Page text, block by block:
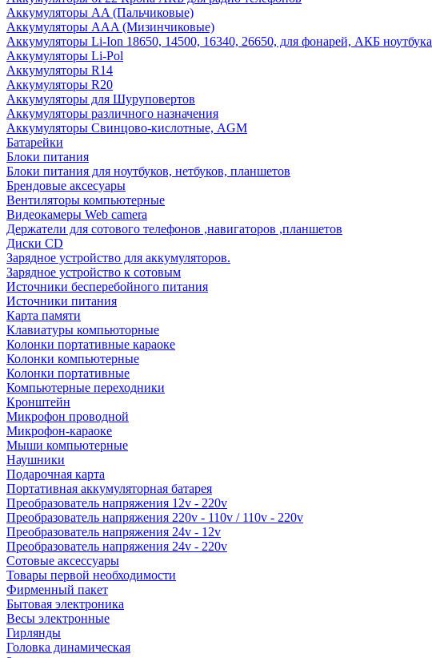
Аккумуляторы AA (Пальчиковые)
Аккумуляторы AAA (Мизинчиковые)
Аккумуляторы Li-Ion 18650, 14500, 16340, 26650, для фонарей, АКБ ноутбука
Аккумуляторы Li-Pol
Аккумуляторы R14
Аккумуляторы R20
Аккумуляторы для Шуруповертов
Аккумуляторы различного назначения
Аккумуляторы Свинцово-кислотные, AGM
Батарейки
Блоки питания
Блоки питания для ноутбуков, нетбуков, планшетов
Брендовые аксесуары
Вентиляторы компьютерные
Видеокамеры Web camera
Держатели для сотового телефонов ,навигаторов ,планшетов
Диски CD
Зарядное устройство для аккумуляторов.
Зарядное устройство к сотовым
Источники бесперебойного питания
Источники питания
Карта памяти
Клавиатуры компьюторные
Колонки портативные караоке
Колонки компьютерные
Колонки портативные
Компьютерные переходники
Кронштейн
Микрофон проводной
Микрофон-караоке
Мыши компьютерные
Наушники
Подарочная карта
Портативная аккумуляторная батарея
Преобразователь напряжения 12v - 220v
Преобразователь напряжения 220v - 110v / 110v - 220v
Преобразователь напряжения 24v - 12v
Преобразователь напряжения 24v - 220v
Сотовые аксессуары
Товары первой необходимости
Фирменный пакет
Бытовая электроника
Весы электронные
Гирлянды
Головка динамическая